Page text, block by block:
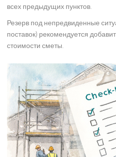
всех предыдущих пунктов.
Резерв под непредвиденные
поставок) рекомендуется
стоимости сметы.